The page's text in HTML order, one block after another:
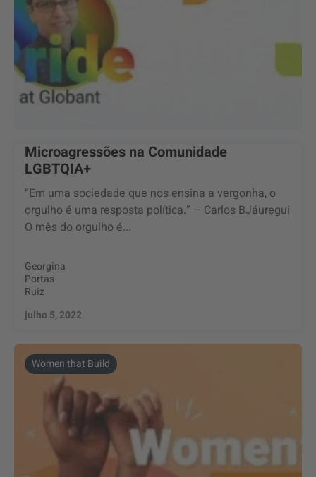
Microagressões na Comunidade
LGBTQIA+
“Em uma sociedade que nos ensina a vergonha, o
orgulho é uma resposta política.” – Carlos BJáuregui
O mês do orgulho é...
Georgina
Portas
Ruiz
julho 5, 2022
Women that Build